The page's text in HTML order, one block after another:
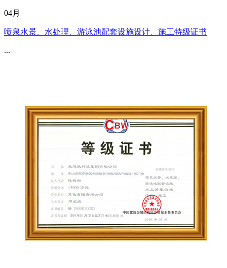
04月
喷泉水景、水处理、游泳池配套设施设计、施工特级证书
...